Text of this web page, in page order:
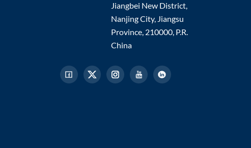
Jiangbei New District,
Nanjing City, Jiangsu
Province, 210000, P.R.
China